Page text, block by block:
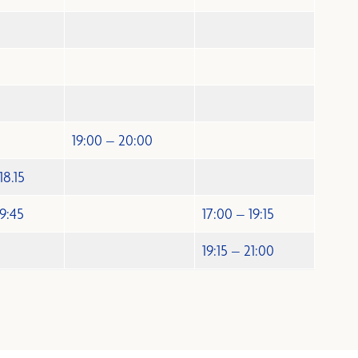
19:00 – 20:00
17:00 – 19:15
19:15 – 21:00